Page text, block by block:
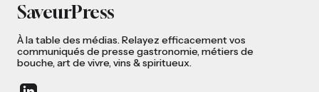
SaveurPress
À la table des médias. Relayez efficacement vos
communiqués de presse gastronomie, métiers de
bouche, art de vivre, vins & spiritueux.